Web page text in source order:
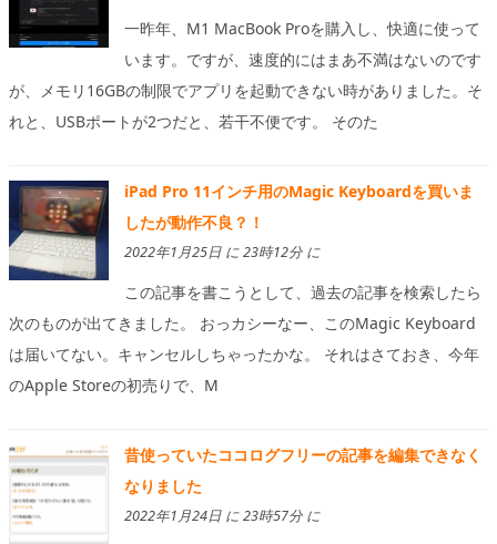
一昨年、M1 MacBook Proを購入し、快適に使って
います。ですが、速度的にはまあ不満はないのです
が、メモリ16GBの制限でアプリを起動できない時がありました。そ
れと、USBポートが2つだと、若干不便です。 そのた
iPad Pro 11インチ用のMagic Keyboardを買いま
したが動作不良？！
2022年1月25日 に 23時12分 に
この記事を書こうとして、過去の記事を検索したら
次のものが出てきました。 おっカシーなー、このMagic Keyboard
は届いてない。キャンセルしちゃったかな。 それはさておき、今年
のApple Storeの初売りで、M
昔使っていたココログフリーの記事を編集できなく
なりました
2022年1月24日 に 23時57分 に